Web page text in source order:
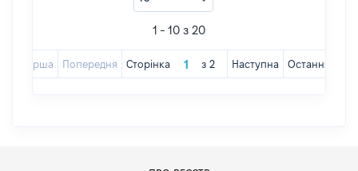
1 - 10 з 20
Перша Попередня Сторінка з 2 Наступна Остання